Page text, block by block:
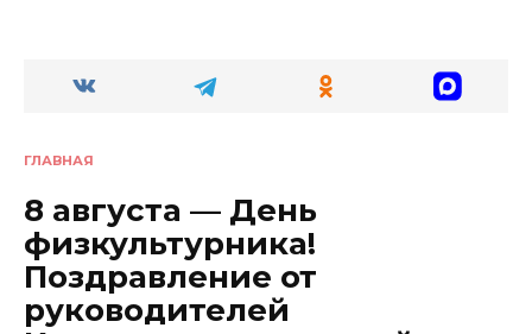
ГЛАВНАЯ
8 августа — День
физкультурника!
Поздравление от
руководителей